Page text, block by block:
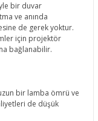
bir duvar
ve anında
de gerek yoktur.
için projektör
bağlanabilir.
bir lamba ömrü ve
de düşük